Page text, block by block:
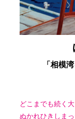
「相模
どこまでも続く
ぬかれひきしま